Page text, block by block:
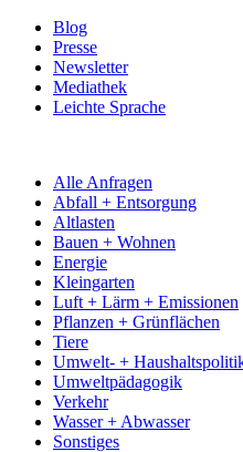
Blog
Presse
Newsletter
Mediathek
Leichte Sprache
Alle Anfragen
Abfall + Entsorgung
Altlasten
Bauen + Wohnen
Energie
Kleingarten
Luft + Lärm + Emissionen
Pflanzen + Grünflächen
Tiere
Umwelt- +
Umweltpädagogik
Verkehr
Wasser + Abwasser
Sonstiges